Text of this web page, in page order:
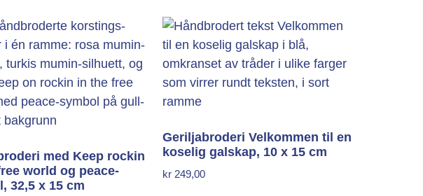
med Keep rockin
world og peace-
32,5 x 15 cm
Geriljabroderi Velkommen til en
koselig galskap, 10 x 15 cm
kr 249,00